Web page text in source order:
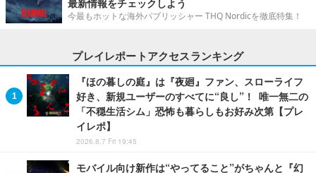
最新情報をチェックしよう
今最もホットな海外パブリッシャー THQ Nordicを徹底特集！
プレイレポートアクセスランキング
『ほの暮しの庭』は『夜廻』ファン、スローライフ
好き、新規ユーザーのすべてに“良し”！ 唯一無二の
「不穏生活シム」恐怖も暮らしもお好み次第【プレ
イレポ】
2026.8.7 Fri 19:45
モバイル向け新作は“やってること”がちゃんと『幻